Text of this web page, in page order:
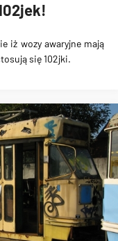
iż wozy awaryjne mają
się 102jki.